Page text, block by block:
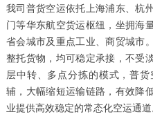
我司普货空运依托上海浦东、杭
门等华东航空货运枢纽，坐拥海
省会城市及重点工业、商贸城市
整托货物，均可稳定承接，不受
层中转、多点分拣的模式，普
辅，大幅缩短运输链路，有效降
业提供高效稳定的常态化空运通道